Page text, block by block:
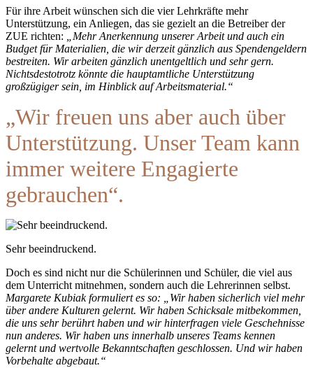
Für ihre Arbeit wünschen sich die vier Lehrkräfte mehr
Unterstützung, ein Anliegen, das sie gezielt an die Betreiber der
ZUE richten:
„Mehr Anerkennung unserer Arbeit und auch ein
Budget für Materialien, die wir derzeit gänzlich aus Spendengeldern
bestreiten. Wir arbeiten gänzlich unentgeltlich und sehr gern.
Nichtsdestotrotz könnte die hauptamtliche Unterstützung
großzügiger sein, im Hinblick auf Arbeitsmaterial.“
„Wir freuen uns aber auch über
Unterstützung. Unser Team kann
immer weitere Engagierte
gebrauchen“.
Sehr beeindruckend.
Doch es sind nicht nur die Schülerinnen und Schüler, die viel aus
dem Unterricht mitnehmen, sondern auch die Lehrerinnen selbst.
Margarete Kubiak formuliert es so: „Wir haben sicherlich viel mehr
über andere Kulturen gelernt. Wir haben Schicksale mitbekommen,
die uns sehr berührt haben und wir hinterfragen viele Geschehnisse
nun anderes. Wir haben uns innerhalb unseres Teams kennen
gelernt und wertvolle Bekanntschaften geschlossen. Und wir haben
Vorbehalte abgebaut.“